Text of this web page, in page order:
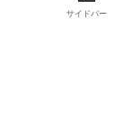
サイドバー